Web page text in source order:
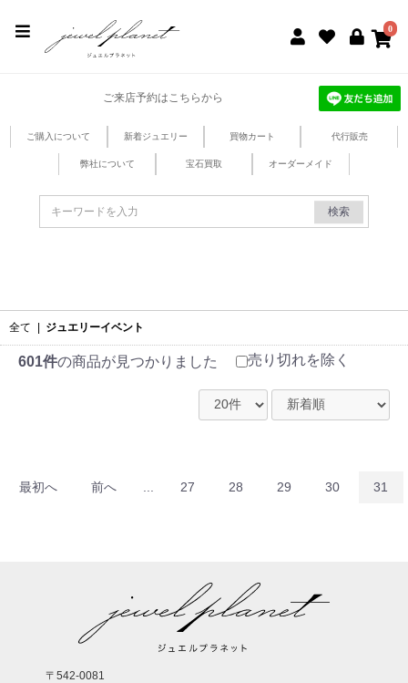
0
ご来店予約はこちらから
ご購入について 新着ジュエリー 買物カート 代行販売
弊社について 宝石買取 オーダーメイド
検索
全て ジュエリーイベント
601件の商品が見つかりました 売り切れを除く
最初へ 前へ 27 28 29 30 31
〒542-0081